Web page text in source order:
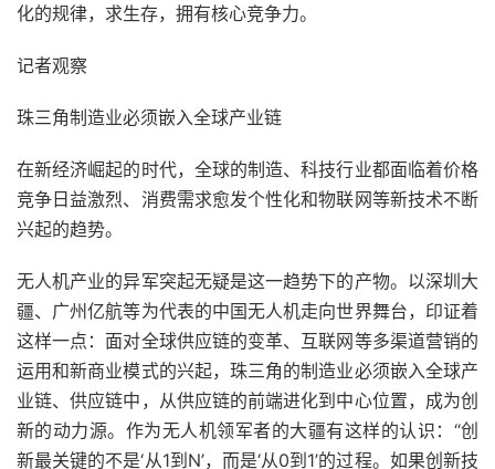
化的规律，求生存，拥有核心竞争力。
记者观察
珠三角制造业必须嵌入全球产业链
在新经济崛起的时代，全球的制造、科技行业都面临着价格
竞争日益激烈、消费需求愈发个性化和物联网等新技术不断
兴起的趋势。
无人机产业的异军突起无疑是这一趋势下的产物。以深圳大
疆、广州亿航等为代表的中国无人机走向世界舞台，印证着
这样一点：面对全球供应链的变革、互联网等多渠道营销的
运用和新商业模式的兴起，珠三角的制造业必须嵌入全球产
业链、供应链中，从供应链的前端进化到中心位置，成为创
新的动力源。作为无人机领军者的大疆有这样的认识：“创
新最关键的不是‘从1到N’，而是‘从0到1’的过程。如果创新技